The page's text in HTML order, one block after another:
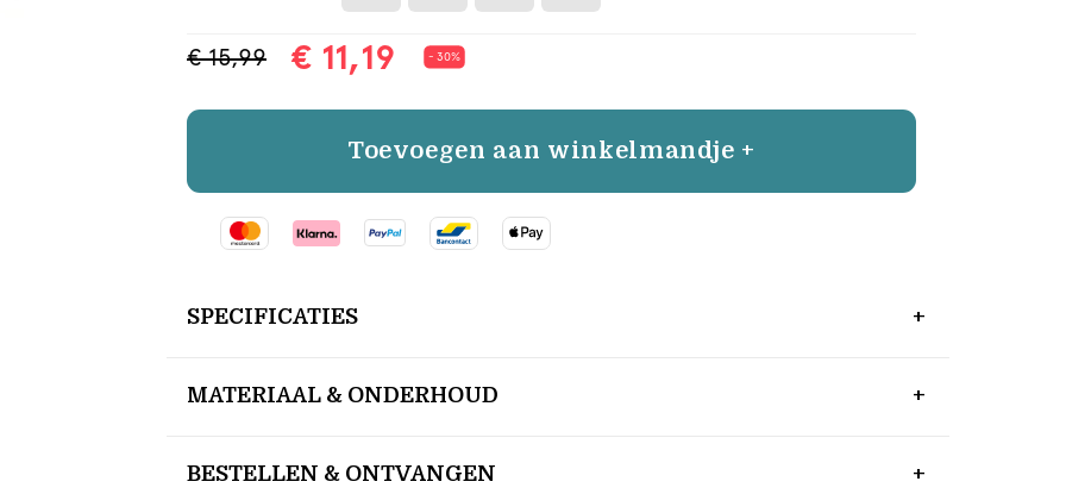
€ 15,99 € 11,19 - 30%
Toevoegen aan winkelmandje +
SPECIFICATIES
MATERIAAL & ONDERHOUD
BESTELLEN & ONTVANGEN